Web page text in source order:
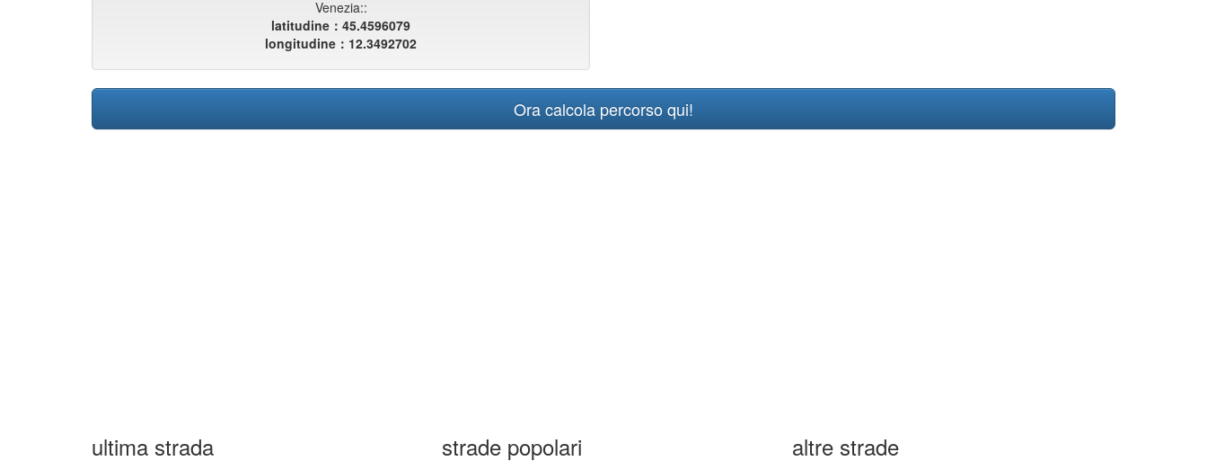
Venezia::
latitudine：45.4596079
longitudine：12.3492702
Ora calcola percorso qui!
ultima strada strade popolari altre strade